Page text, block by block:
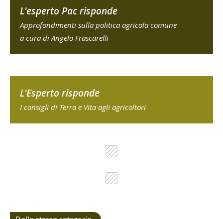
L'esperto Pac risponde
Approfondimenti sulla politica agricola comune
a cura di Angelo Frascarelli
L'Esperto risponde
I consigli di Terra e Vita agli agricoltori